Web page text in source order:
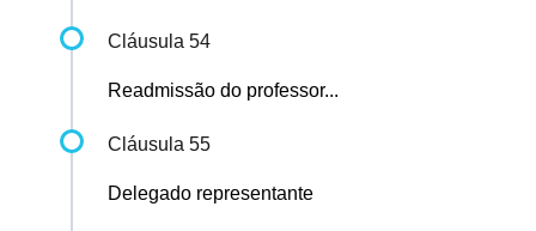
Cláusula 54
Readmissão do professor...
Cláusula 55
Delegado representante